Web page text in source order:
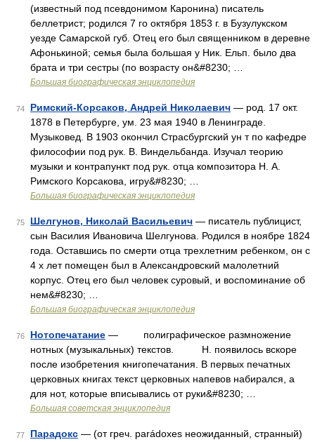
(известный под псевдонимом Каронина) писатель
беллетрист; родился 7 го октября 1853 г. в Бузулукском
уезде Самарской губ. Отец его был священником в деревне
Афонькиной; семья была большая у Ник. Ельп. было два
брата и три сестры (по возрасту он&#8230; …
Большая биографическая энциклопедия
74 Римский-Корсаков, Андрей Николаевич — род. 17 окт.
1878 в Петербурге, ум. 23 мая 1940 в Ленинграде.
Музыковед. В 1903 окончил Страсбургский ун т по кафедре
философии под рук. В. Виндельбанда. Изучал теорию
музыки и контрапункт под рук. отца композитора Н. А.
Римского Корсакова, игру&#8230; …
Большая биографическая энциклопедия
75 Шелгунов, Николай Васильевич — писатель публицист,
сын Василия Ивановича Шелгунова. Родился в ноябре 1824
года. Оставшись по смерти отца трехлетним ребенком, он с
4 х лет помещен был в Александровский малолетний
корпус. Отец его был человек суровый, и воспоминание об
нем&#8230; …
Большая биографическая энциклопедия
76 Нотопечатание — полиграфическое размножение
нотных (музыкальных) текстов. Н. появилось вскоре
после изобретения книгопечатания. В первых печатных
церковных книгах текст церковных напевов набирался, а
для нот, которые вписывались от руки&#8230; …
Большая советская энциклопедия
77 Парадокс — (от греч. parádoxes неожиданный, странный)